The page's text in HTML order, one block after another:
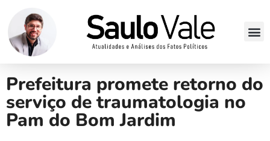
Prefeitura promete retorno do
serviço de traumatologia no
Pam do Bom Jardim